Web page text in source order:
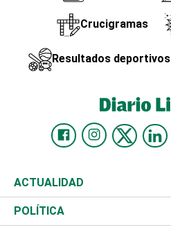
Crucigramas
Resultados deportivos
ACTUALIDAD
Nacional
POLÍTICA